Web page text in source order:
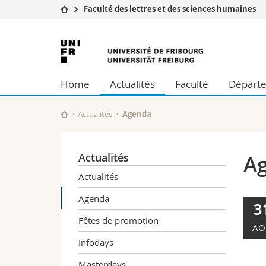
Université
Recherche
Université
Formation continue
Sciences
Lettres et
Faculté des lettres et des sciences humaines
Université
de
Fribourg
Home Actualités Faculté
Actualités Agenda
Actualités
Actualités
Agenda
Fêtes de promotion
Infodays